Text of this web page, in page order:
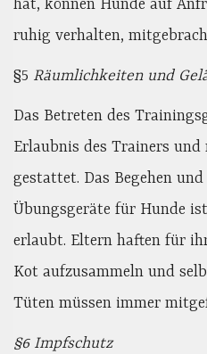
hat, können Hunde auf
ruhig verhalten,
§5 Räumlichkeiten und
Das Betreten des
Erlaubnis des Trainers
gestattet. Das Begehen
Übungsgeräte für Hunde
erlaubt. Eltern haften für
Kot aufzusammeln und
Tüten müssen immer
§6 Impfschutz